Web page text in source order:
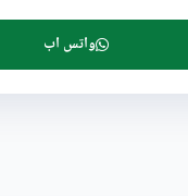
واتس اب